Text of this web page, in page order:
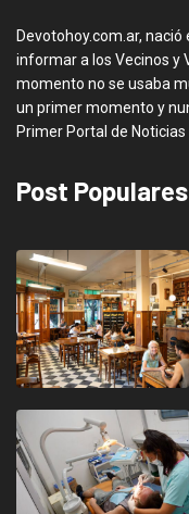
Devotohoy.com.ar, nació
informar a los Vecinos y
momento no se usaba
un primer momento y
Primer Portal de Noticias
Post Populares